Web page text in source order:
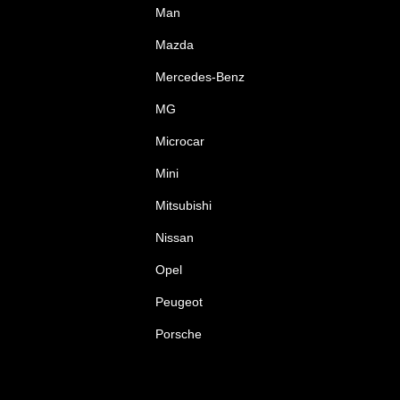
Man
Mazda
Mercedes-Benz
MG
Microcar
Mini
Mitsubishi
Nissan
Opel
Peugeot
Porsche